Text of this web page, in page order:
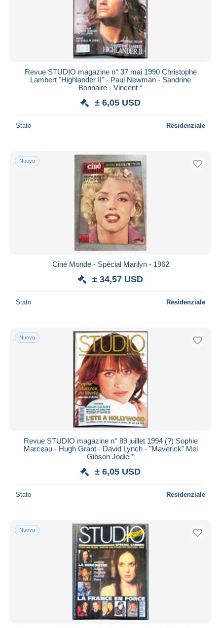
Revue STUDIO magazine n° 37 mai 1990 Christophe
Lambert "Highlander II" - Paul Newman - Sandrine
Bonnaire - Vincent *
± 6,05 USD
Stato Residenziale
Nuovo
Ciné Monde - Spécial Marilyn - 1962
± 34,57 USD
Stato Residenziale
Nuovo
Revue STUDIO magazine n° 89 juillet 1994 (?) Sophie
Marceau - Hugh Grant - David Lynch - "Maverick" Mel
Gibson Jodie *
± 6,05 USD
Stato Residenziale
Nuovo